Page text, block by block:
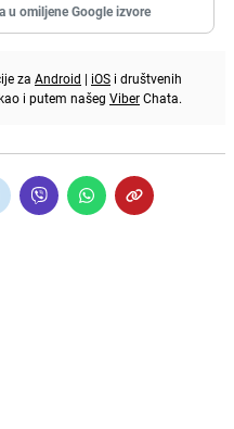
u omiljene Google izvore
za Android | iOS i društvenih
i putem našeg ViberChata.